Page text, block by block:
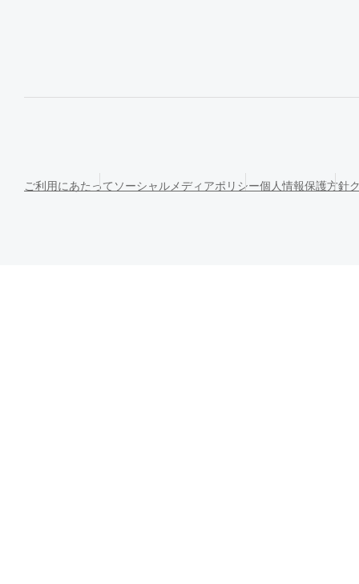
ご利用にあたって ソーシャルメディアポリシー個人情報保護方針